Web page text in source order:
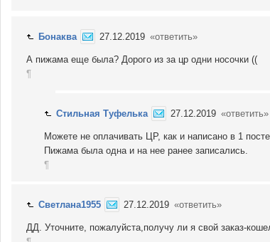
Бонаква 27.12.2019 «ответить»
А пижама еще была? Дорого из за цр одни носочки ((
¶
Стильная Туфелька 27.12.2019 «ответить»
Можете не оплачивать ЦР, как и написано в 1
Пижама была одна и на нее ранее записались.
¶
Светлана1955 27.12.2019 «ответить»
ДД. Уточните, пожалуйста,получу ли я свой заказ-